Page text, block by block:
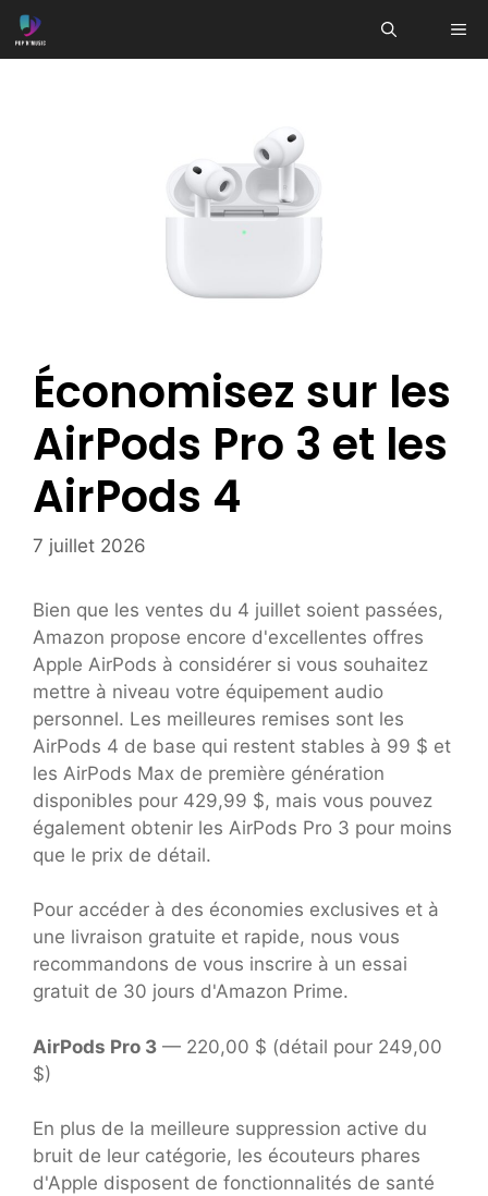
Aller
au
Économisez sur les
AirPods Pro 3 et les
AirPods 4
7 juillet 2026
Bien que les ventes du 4 juillet soient passées,
Amazon propose encore d'excellentes offres
Apple AirPods à considérer si vous souhaitez
mettre à niveau votre équipement audio
personnel. Les meilleures remises sont les
AirPods 4 de base qui restent stables à 99 $ et
les AirPods Max de première génération
disponibles pour 429,99 $, mais vous pouvez
également obtenir les AirPods Pro 3 pour moins
que le prix de détail.
Pour accéder à des économies exclusives et à
une livraison gratuite et rapide, nous vous
recommandons de vous inscrire à un essai
gratuit de 30 jours d'Amazon Prime.
AirPods Pro 3 — 220,00 $ (détail pour 249,00
$)
En plus de la meilleure suppression active du
bruit de leur catégorie, les écouteurs phares
d'Apple disposent de fonctionnalités de santé